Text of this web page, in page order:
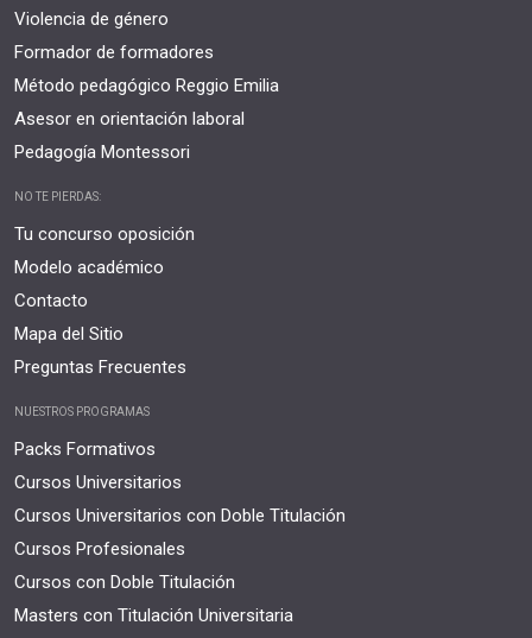
Violencia de género
Formador de formadores
Método pedagógico Reggio Emilia
Asesor en orientación laboral
Pedagogía Montessori
NO TE PIERDAS:
Tu concurso oposición
Modelo académico
Contacto
Mapa del Sitio
Preguntas Frecuentes
NUESTROS PROGRAMAS
Packs Formativos
Cursos Universitarios
Cursos Universitarios con Doble Titulación
Cursos Profesionales
Cursos con Doble Titulación
Masters con Titulación Universitaria